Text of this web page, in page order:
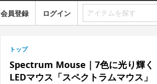
会員登録 ログイン
トップ
Spectrum Mouse｜7色に光り輝く
LEDマウス「スペクトラムマウス」